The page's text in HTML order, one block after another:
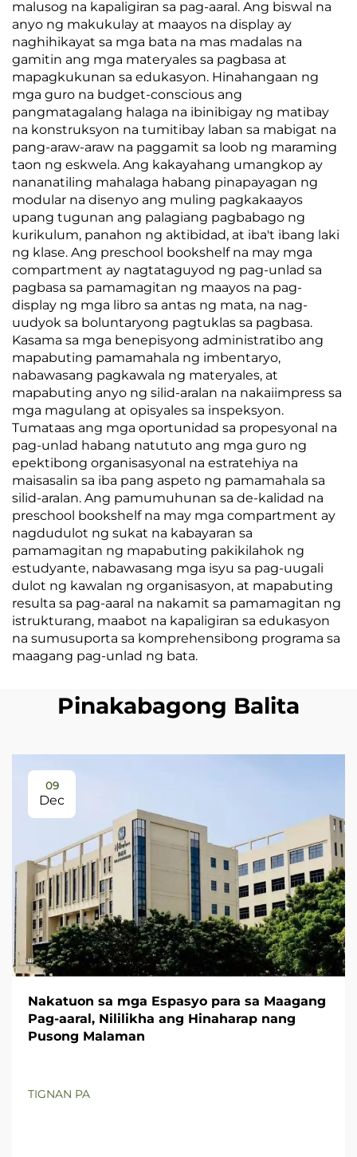
malusog na kapaligiran sa pag-aaral. Ang biswal na
anyo ng makukulay at maayos na display ay
naghihikayat sa mga bata na mas madalas na
gamitin ang mga materyales sa pagbasa at
mapagkukunan sa edukasyon. Hinahangaan ng
mga guro na budget-conscious ang
pangmatagalang halaga na ibinibigay ng matibay
na konstruksyon na tumitibay laban sa mabigat na
pang-araw-araw na paggamit sa loob ng maraming
taon ng eskwela. Ang kakayahang umangkop ay
nananatiling mahalaga habang pinapayagan ng
modular na disenyo ang muling pagkakaayos
upang tugunan ang palagiang pagbabago ng
kurikulum, panahon ng aktibidad, at iba't ibang laki
ng klase. Ang preschool bookshelf na may mga
compartment ay nagtataguyod ng pag-unlad sa
pagbasa sa pamamagitan ng maayos na pag-
display ng mga libro sa antas ng mata, na nag-
uudyok sa boluntaryong pagtuklas sa pagbasa.
Kasama sa mga benepisyong administratibo ang
mapabuting pamamahala ng imbentaryo,
nabawasang pagkawala ng materyales, at
mapabuting anyo ng silid-aralan na nakaiimpress sa
mga magulang at opisyales sa inspeksyon.
Tumataas ang mga oportunidad sa propesyonal na
pag-unlad habang natututo ang mga guro ng
epektibong organisasyonal na estratehiya na
maisasalin sa iba pang aspeto ng pamamahala sa
silid-aralan. Ang pamumuhunan sa de-kalidad na
preschool bookshelf na may mga compartment ay
nagdudulot ng sukat na kabayaran sa
pamamagitan ng mapabuting pakikilahok ng
estudyante, nabawasang mga isyu sa pag-uugali
dulot ng kawalan ng organisasyon, at mapabuting
resulta sa pag-aaral na nakamit sa pamamagitan ng
istrukturang, maabot na kapaligiran sa edukasyon
na sumusuporta sa komprehensibong programa sa
maagang pag-unlad ng bata.
Pinakabagong Balita
09
Dec
Nakatuon sa mga Espasyo para sa Maagang
Pag-aaral, Nililikha ang Hinaharap nang
Pusong Malaman
TIGNAN PA